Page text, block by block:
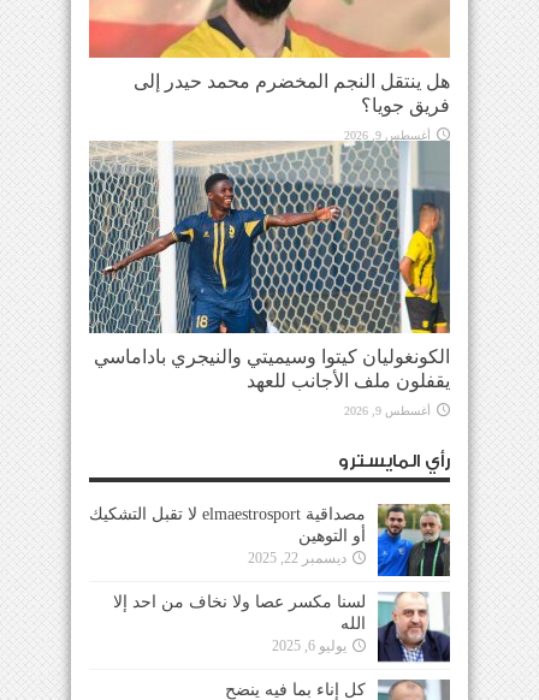
هل ينتقل النجم المخضرم محمد حيدر إلى
فريق جويا؟
أغسطس 9, 2026
الكونغوليان كيتوا وسيميتي والنيجري باداماسي
يقفلون ملف الأجانب للعهد
أغسطس 9, 2026
رأي المايسترو
مصداقية elmaestrosport لا تقبل التشكيك
أو التوهين
ديسمبر 22, 2025
لسنا مكسر عصا ولا نخاف من احد إلا
الله
يوليو 6, 2025
كل إناء بما فيه ينضح